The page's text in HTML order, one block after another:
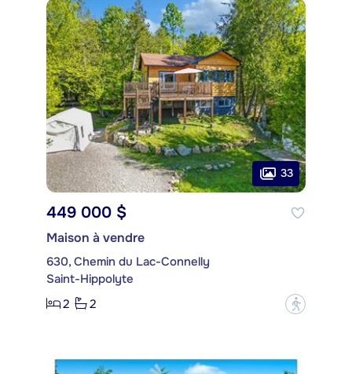
33
449 000 $
Maison à vendre
630, Chemin du Lac-Connelly
Saint-Hippolyte
2
2 ?